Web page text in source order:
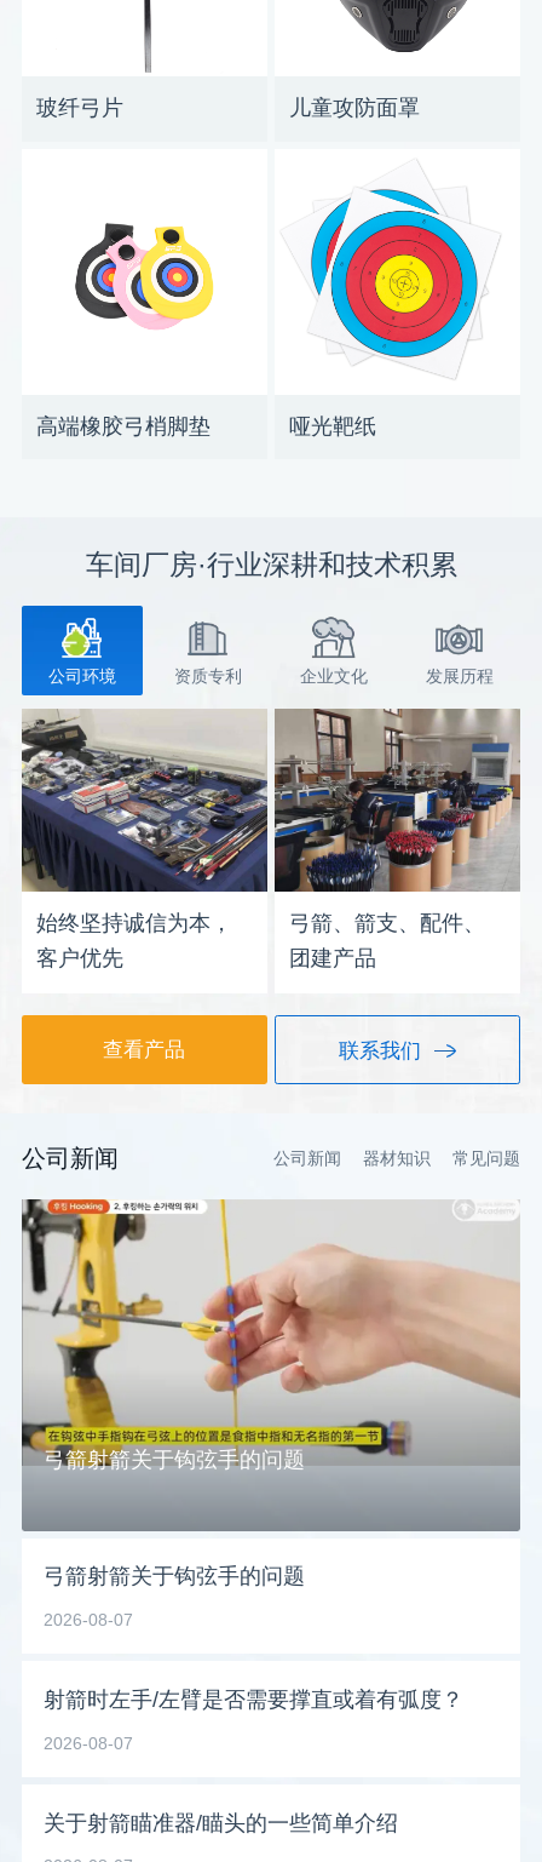
玻纤弓片 儿童攻防面罩
高端橡胶弓梢脚垫 哑光靶纸
车间厂房·行业深耕和技术积累
公司环境 资质专利 企业文化 发展历程
始终坚持诚信为本，
客户优先
弓箭、箭支、配件、
团建产品
查看产品 联系我们
公司新闻 公司新闻 器材知识 常见问题
弓箭射箭关于钩弦手的问题
弓箭射箭关于钩弦手的问题
2026-08-07
射箭时左手/左臂是否需要撑直或着有弧度？
2026-08-07
关于射箭瞄准器/瞄头的一些简单介绍